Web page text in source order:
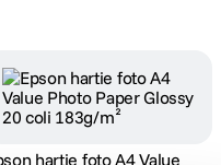
hartie foto A4 Value